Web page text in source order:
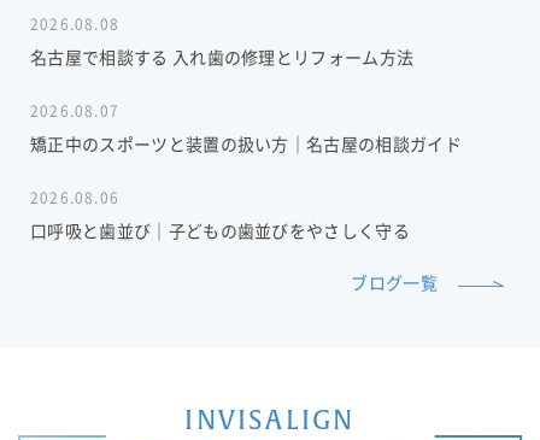
2026.08.08
名古屋で相談する 入れ歯の修理とリフォーム方法
2026.08.07
矯正中のスポーツと装置の扱い方｜名古屋の相談ガイド
2026.08.06
口呼吸と歯並び｜子どもの歯並びをやさしく守る
ブログ一覧
INVISALIGN